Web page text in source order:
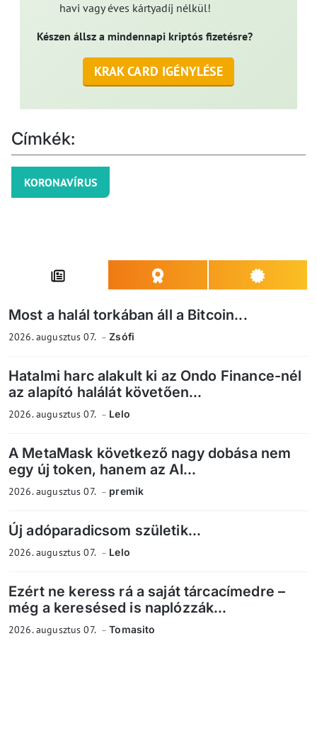
havi vagy éves kártyadíj nélkül!
Készen állsz a mindennapi kriptós fizetésre?
KRAK CARD IGÉNYLÉSE
Címkék:
KORONAVÍRUS
Most a halál torkában áll a Bitcoin...
2026. augusztus 07. Zsófi
Hatalmi harc alakult ki az Ondo Finance-nél
az alapító halálát követően...
2026. augusztus 07. Lelo
A MetaMask következő nagy dobása nem
egy új token, hanem az AI...
2026. augusztus 07. premik
Új adóparadicsom születik...
2026. augusztus 07. Lelo
Ezért ne keress rá a saját tárcacímedre –
még a keresésed is naplózzák...
2026. augusztus 07. Tomasito